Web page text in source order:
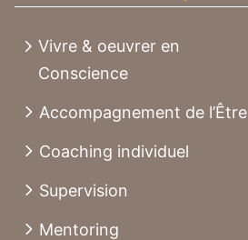
Vivre & oeuvrer en
Conscience
Accompagnement de l’Être
Coaching individuel
Supervision
Mentoring